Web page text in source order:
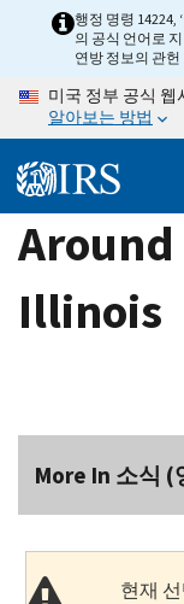
content
행정 명령 14224,
의 공식 언어로
연방 정보의 관
미국 정부 공식 웹
알아보는 방법
Illinois
More In 소식 (
현재